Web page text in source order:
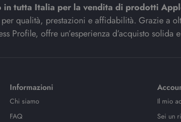
tutta Italia per la vendita di prodotti
qualità, prestazioni e affidabilità. Grazie
Profile, offre un’esperienza d’acquisto
Informazioni
Chi siamo
FAQ
Il mio
Sei un